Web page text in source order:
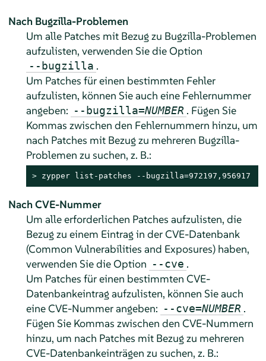
Nach Bugzilla-Problemen
Um alle Patches mit Bezug zu Bugzilla-Problemen
aufzulisten, verwenden Sie die Option
--bugzilla .
Um Patches für einen bestimmten Fehler
aufzulisten, können Sie auch eine Fehlernummer
angeben: --bugzilla=NUMBER . Fügen Sie
Kommas zwischen den Fehlernummern hinzu, um
nach Patches mit Bezug zu mehreren Bugzilla-
Problemen zu suchen, z. B.:
> zypper list-patches --bugzilla=972197,956917
Nach CVE-Nummer
Um alle erforderlichen Patches aufzulisten, die
Bezug zu einem Eintrag in der CVE-Datenbank
(Common Vulnerabilities and Exposures) haben,
verwenden Sie die Option --cve .
Um Patches für einen bestimmten CVE-
Datenbankeintrag aufzulisten, können Sie auch
eine CVE-Nummer angeben: --cve=NUMBER .
Fügen Sie Kommas zwischen den CVE-Nummern
hinzu, um nach Patches mit Bezug zu mehreren
CVE-Datenbankeinträgen zu suchen, z. B.: